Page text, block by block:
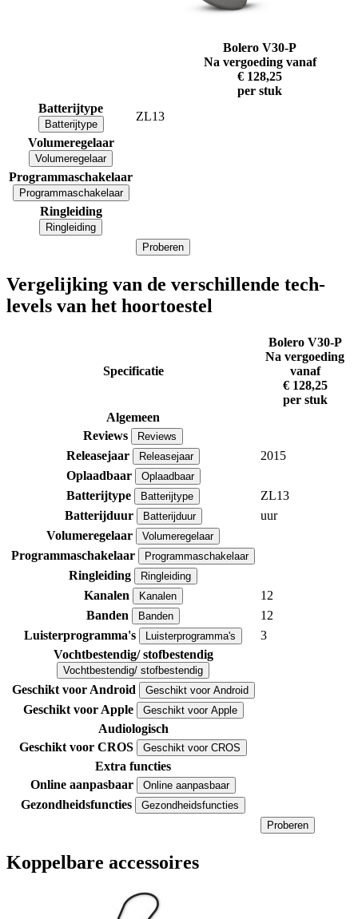
Bolero V30-P
Na vergoeding vanaf
€ 128,25
per stuk
Batterijtype
Batterijtype
ZL13
Volumeregelaar
Volumeregelaar
Programmaschakelaar
Programmaschakelaar
Ringleiding
Ringleiding
Proberen
Vergelijking van de verschillende tech-
levels van het hoortoestel
Specificatie
Bolero V30-P
Na vergoeding
vanaf
€ 128,25
per stuk
Algemeen
Reviews
Reviews
Releasejaar Releasejaar
2015
Oplaadbaar
Oplaadbaar
Batterijtype Batterijtype
ZL13
Batterijduur
Batterijduur
uur
Volumeregelaar
Volumeregelaar
Programmaschakelaar Programmaschakelaar
Ringleiding Ringleiding
Kanalen Kanalen
12
Banden
Banden
12
Luisterprogramma's
Luisterprogramma's
3
Vochtbestendig/ stofbestendig
Vochtbestendig/ stofbestendig
Geschikt voor Android Geschikt voor Android
Geschikt voor Apple Geschikt voor Apple
Audiologisch
Geschikt voor CROS
Geschikt voor CROS
Extra functies
Online aanpasbaar
Online aanpasbaar
Gezondheidsfuncties
Gezondheidsfuncties
Proberen
Koppelbare accessoires